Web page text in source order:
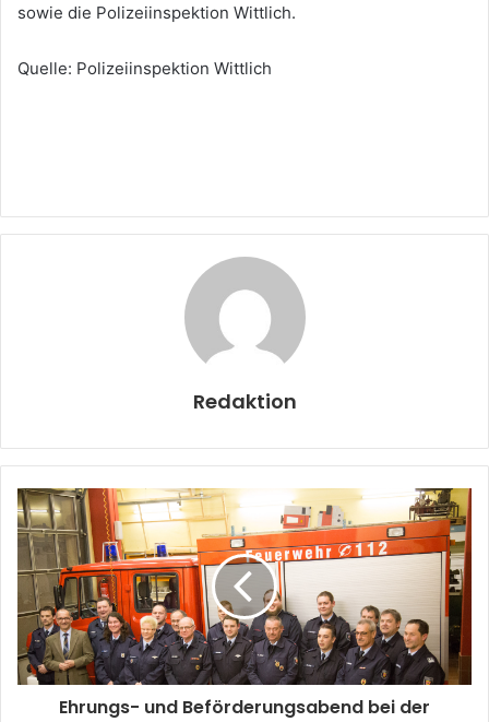
sowie die Polizeiinspektion Wittlich.
Quelle: Polizeiinspektion Wittlich
Redaktion
Ehrungs- und Beförderungsabend bei der